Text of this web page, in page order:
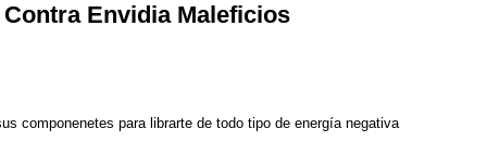
Envidia Maleficios
componenetes para librarte de todo tipo de energía negativa